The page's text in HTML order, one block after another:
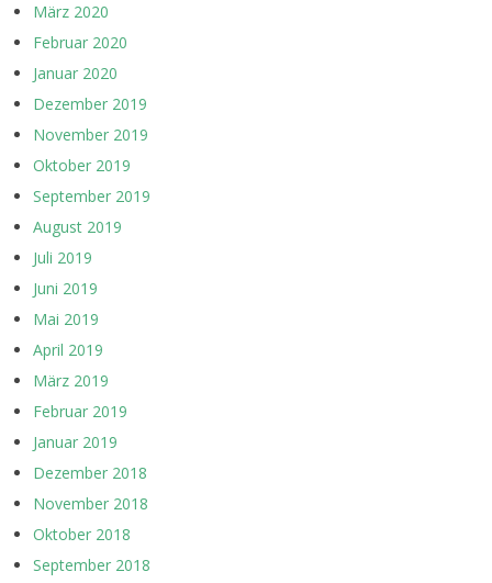
März 2020
Februar 2020
Januar 2020
Dezember 2019
November 2019
Oktober 2019
September 2019
August 2019
Juli 2019
Juni 2019
Mai 2019
April 2019
März 2019
Februar 2019
Januar 2019
Dezember 2018
November 2018
Oktober 2018
September 2018